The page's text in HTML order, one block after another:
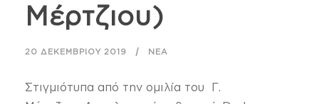
Μέρτζιου)
20 ΔΕΚΕΜΒΡΊΟΥ 2019 ΝΈΑ
Στιγμιότυπα από την ομιλία του Γ.